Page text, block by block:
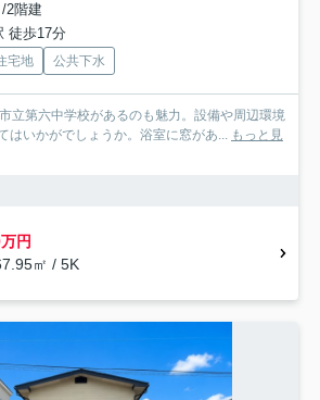
2階建
徒歩17分
宅地 公共下水
立第六中学校があるのも魅力。設備や周辺環境
はいかがでしょうか。浴室に窓があ... もっと見
円
㎡ / 5K